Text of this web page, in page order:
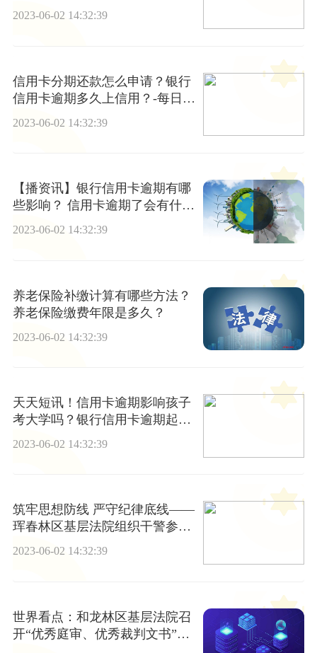
2023-06-02 14:32:39
信用卡分期还款怎么申请？银行
信用卡逾期多久上信用？-每日简
2023-06-02 14:32:39
【播资讯】银行信用卡逾期有哪
些影响？ 信用卡逾期了会有什么
后果？
2023-06-02 14:32:39
养老保险补缴计算有哪些方法？
养老保险缴费年限是多久？
2023-06-02 14:32:39
天天短讯！信用卡逾期影响孩子
考大学吗？银行信用卡逾期起诉
2023-06-02 14:32:39
筑牢思想防线 严守纪律底线——
珲春林区基层法院组织干警参观
廉政警示教育基地
2023-06-02 14:32:39
世界看点：和龙林区基层法院召
开“优秀庭审、优秀裁判文书”推